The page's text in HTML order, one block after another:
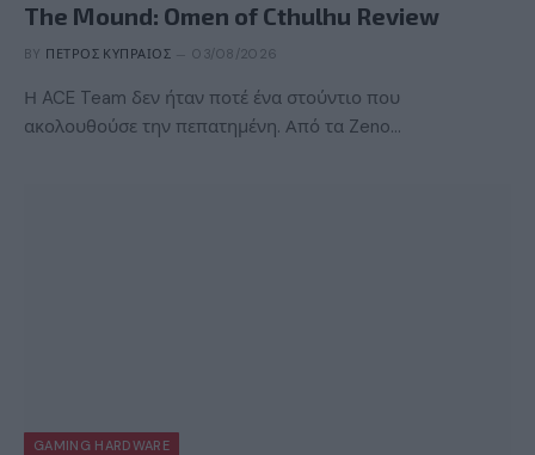
The Mound: Omen of Cthulhu Review
BY ΠΈΤΡΟΣ ΚΥΠΡΑΊΟΣ 03/08/2026
Η ACE Team δεν ήταν ποτέ ένα στούντιο που
ακολουθούσε την πεπατημένη. Από τα Zeno…
GAMING HARDWARE